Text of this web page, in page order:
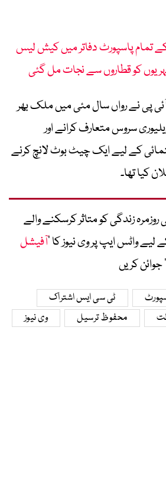
تمام پاسپورٹ دفاتر میں کیش لیس
کو قطاروں سے نجات مل گئی
پی نے رواں سال مئی میں ملک بھر
سروس متعارف کرانے اور
کے لیے ایک چیٹ بوٹ لانچ کرنے
کیا تھا۔
زندگی کو متاثر کرسکنے والے
واٹس ایپ پر وی نیوز کا ’آفیشل
‘ جوائن کریں
ٹی سی ایس اشتراک
محفوظ ترسیل وی نیوز